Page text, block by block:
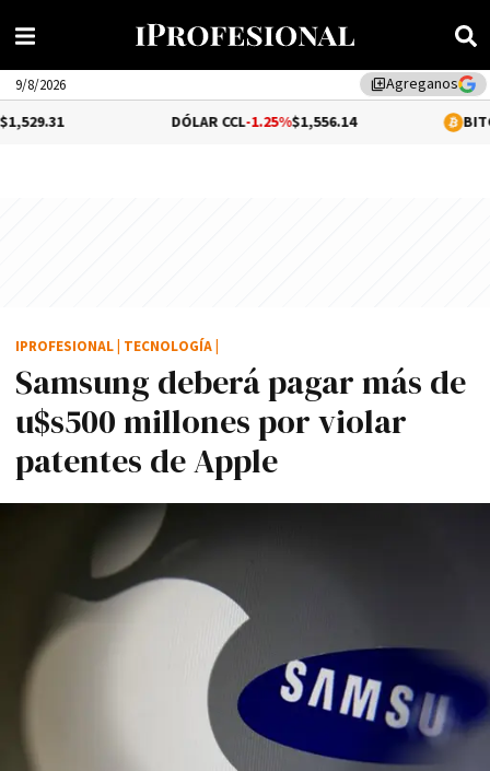
library_addAgreganos
9/8/2026
-1.25%$1,556.14 0.09%
Samsung deberá pagar más de
u$s500 millones por violar
patentes de Apple
IPROFESIONAL TECNOLOGÍA